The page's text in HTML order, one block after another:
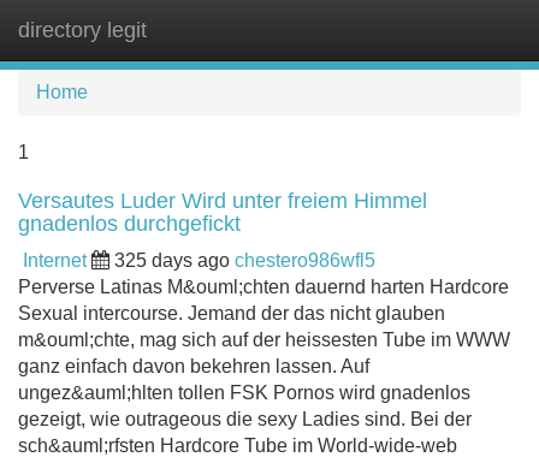
directory legit
Home
1
Versautes Luder Wird unter freiem Himmel
gnadenlos durchgefickt
Internet 325 days ago chestero986wfl5
Perverse Latinas M&ouml;chten dauernd harten Hardcore
Sexual intercourse. Jemand der das nicht glauben
m&ouml;chte, mag sich auf der heissesten Tube im WWW
ganz einfach davon bekehren lassen. Auf
ungez&auml;hlten tollen FSK Pornos wird gnadenlos
gezeigt, wie outrageous die sexy Ladies sind. Bei der
sch&auml;rfsten Hardcore Tube im World-wide-web